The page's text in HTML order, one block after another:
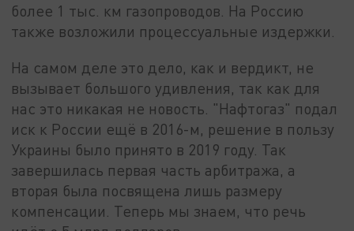
более 1 тыс. км газопроводов. На Россию
также возложили процессуальные издержки.
На самом деле это дело, как и вердикт, не
вызывает большого удивления, так как для
нас это никакая не новость. "Нафтогаз" подал
иск к России ещё в 2016-м, решение в пользу
Украины было принято в 2019 году. Так
завершилась первая часть арбитража, а
вторая была посвящена лишь размеру
компенсации. Теперь мы знаем, что речь